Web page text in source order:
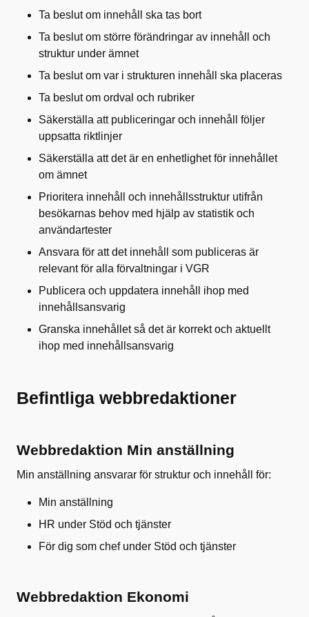
Ta beslut om innehåll ska tas bort
Ta beslut om större förändringar av innehåll och
struktur under ämnet
Ta beslut om var i strukturen innehåll ska placeras
Ta beslut om ordval och rubriker
Säkerställa att publiceringar och innehåll följer
uppsatta riktlinjer
Säkerställa att det är en enhetlighet för innehållet
om ämnet
Prioritera innehåll och innehållsstruktur utifrån
besökarnas behov med hjälp av statistik och
användartester
Ansvara för att det innehåll som publiceras är
relevant för alla förvaltningar i VGR
Publicera och uppdatera innehåll ihop med
innehållsansvarig
Granska innehållet så det är korrekt och aktuellt
ihop med innehållsansvarig
Befintliga webbredaktioner
Webbredaktion Min anställning
Min anställning ansvarar för struktur och innehåll för:
Min anställning
HR under Stöd och tjänster
För dig som chef under Stöd och tjänster
Webbredaktion Ekonomi